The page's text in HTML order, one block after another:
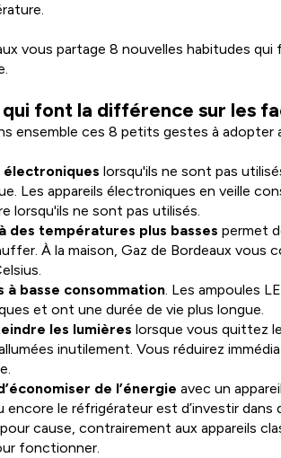
vous partage 8 nouvelles habitudes
font la différence sur les
ensemble ces 8 petits gestes à adopter
électroniques lorsqu'ils ne sont pas
Les appareils électroniques en veille
lorsqu'ils ne sont pas utilisés.
des températures plus basses permet
À la maison, Gaz de Bordeaux vous
à basse consommation. Les ampoules
et ont une durée de vie plus longue.
les lumières lorsque vous quittez
inutilement. Vous réduirez
de l’énergie avec un
encore le réfrigérateur est d’investir dans
cause, contrairement aux appareils
fonctionner.